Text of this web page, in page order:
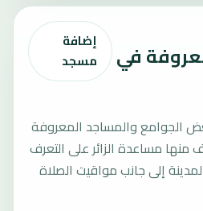
في
إضافة
مسجد
الجوامع والمساجد المعروفة
منها مساعدة الزائر على التعرف
إلى جانب مواقيت الصلاة